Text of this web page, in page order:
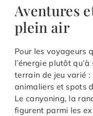
Aventures
plein air
Pour les voyageurs
l’énergie plutôt
terrain de jeu varié
animaliers et spots
Le canyoning, la
figurent parmi les